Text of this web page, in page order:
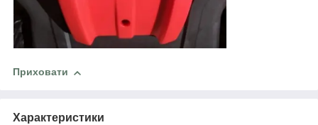
Приховати
Характеристики